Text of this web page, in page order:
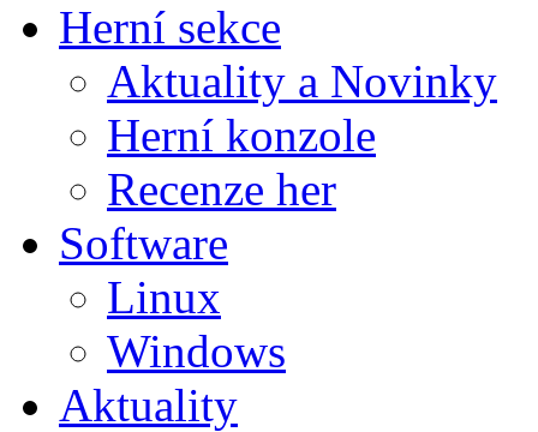
Herní sekce
Aktuality a Novinky
Herní konzole
Recenze her
Software
Linux
Windows
Aktuality